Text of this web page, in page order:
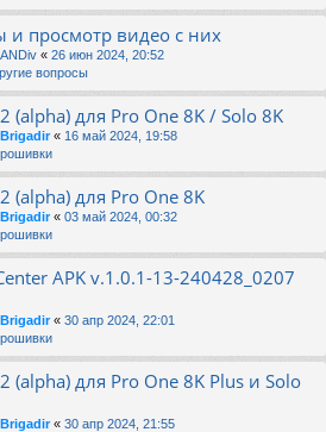
и просмотр видео с них
ANDiv « 26 июн 2024, 20:52
вопросы
(alpha) для Pro One 8K / Solo 8K
Brigadir« 16 май 2024, 19:58
(alpha) для Pro One 8K
Brigadir« 03 май 2024, 00:32
APK v.1.0.1-13-240428_0207
Brigadir« 30 апр 2024, 22:01
(alpha) для Pro One 8K Plus и Solo
Brigadir« 30 апр 2024, 21:55